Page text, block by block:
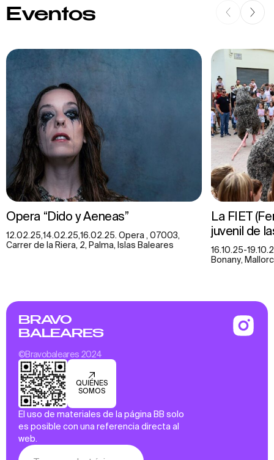
Eventos
Opera “Dido y Aeneas”
12.02.25,14.02.25,16.02.25. Opera , 07003,
Carrer de la Riera, 2, Palma, Islas Baleares
La FIET
juvenil de
16.10.25-
Bonany,
BRAVO
BALEARES
©Bravobaleares 2024
QUIÉNES
SOMOS
El uso de materiales de la página BB solo
es posible con una referencia directa al
web.